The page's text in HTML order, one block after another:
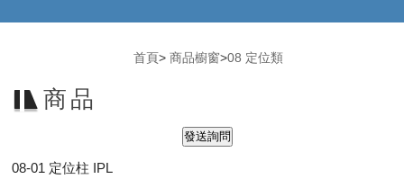
首頁>商品櫥窗>08 定位類
商品
08-01 定位柱 IPL